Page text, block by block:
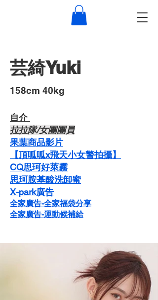
芸綺Yuki
​158cm 40kg
自介 ​
​拉拉隊/女團團員
果葉商品影片
【頂呱呱x飛天小女警拍攝】
CQ思珂好萊霧
思珂胺基酸洗卸蜜
​X-park廣告
全家廣告-全家福袋分享
全家廣告-運動候補給